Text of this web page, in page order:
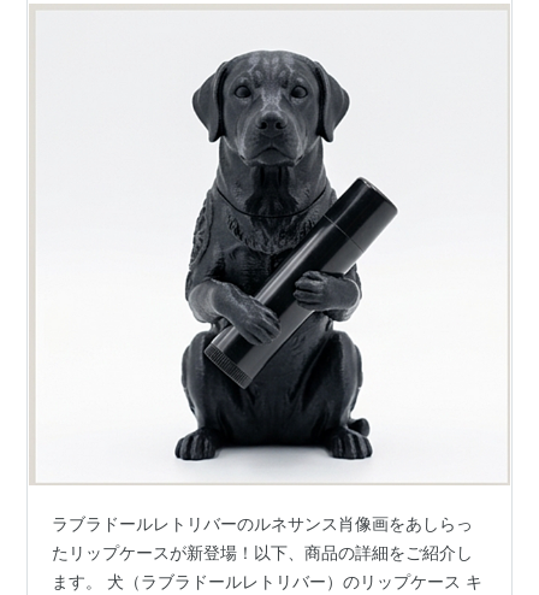
ラブラドールレトリバーのルネサンス肖像画をあしらっ
たリップケースが新登場！以下、商品の詳細をご紹介し
ます。 犬（ラブラドールレトリバー）のリップケース キ